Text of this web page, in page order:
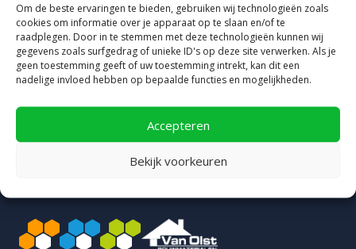
Om de beste ervaringen te bieden, gebruiken wij technologieën zoals
cookies om informatie over je apparaat op te slaan en/of te
raadplegen. Door in te stemmen met deze technologieën kunnen wij
gegevens zoals surfgedrag of unieke ID's op deze site verwerken. Als je
geen toestemming geeft of uw toestemming intrekt, kan dit een
nadelige invloed hebben op bepaalde functies en mogelijkheden.
Accepteren
Bekijk voorkeuren
4.927 reviews
Van Olst - Heerde